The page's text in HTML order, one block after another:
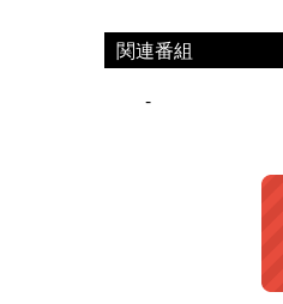
関連番組
-